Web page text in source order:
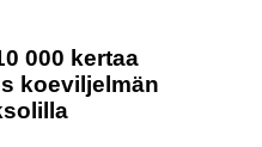
000 kertaa
koeviljelmän